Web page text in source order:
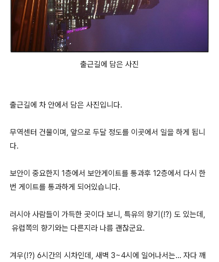
출근길에 담은 사진
출근길에 차 안에서 담은 사진입니다.
무역센터 건물이며, 앞으로 두달 정도를 이곳에서 일을 하게 됩니
다.
보안이 중요한지 1층에서 보안게이트를 통과후 12층에서 다시 한
번 게이트를 통과하게 되어있습니다.
러시아 사람들이 가득한 곳이다 보니, 특유의 향기(!?) 도 있는데,
유럽쪽의 향기와는 다른지라 나름 괜찮군요.
겨우(!?) 6시간의 시차인데, 새벽 3~4시에 일어나서는... 자다 깨